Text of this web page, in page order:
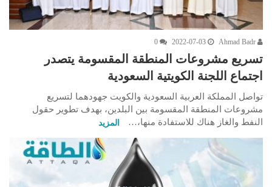
2022-07-03
0
تسريع مشروعات المنطقة المقسومة يتصدر
اجتماع اللجنة الكويتية السعودية
تواصل المملكة العربية السعودية والكويت جهودهما لتسريع
مشروعات المنطقة المقسومة بين البلدين، بهدف تطوير حقول
النفط والغاز هناك للاستفادة منها،…
المزيد